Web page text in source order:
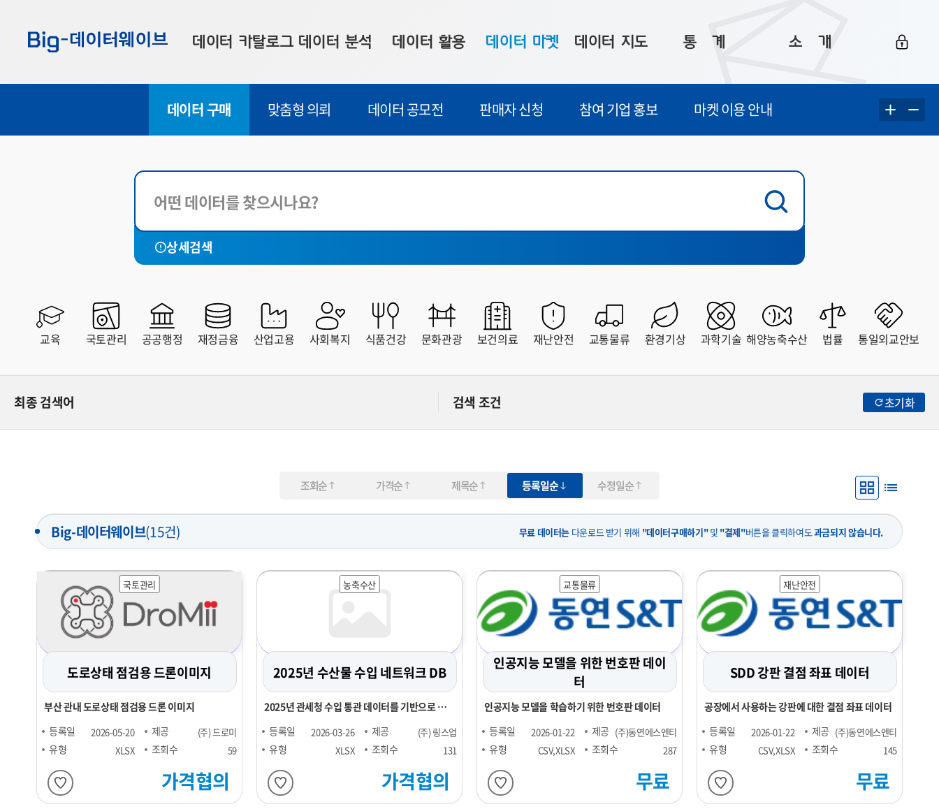
기
기
기
데이터 카탈로그
부산데이터
연계 데이터
데이터 제공 신청
데이터 오류 신고
데이터 분석
우수사례
데이터 활용
시각화 서비스
주소 좌표 변환
데이터 마켓
맞춤형 의뢰
판매자 신청
마켓 이용 안내
데이터 지도
데이터 현황
시민 공감지도
통ㅤ계
통계로 보는 부산
통계 알림
소ㅤ개
공지사항
이용 안내
이용 문의 및 개선 요청
데이터 구매 맞춤형 의뢰 데이터 공모전 판매자 신청 참여 기업 홍보 마켓 이용 안내
상세검색
재정금융
사회복지
문화관광
보건의료
재난안전
환경기상
과학기술
원 ~ 원
교육 국토관리 공공행정 재정금융 산업고용 사회복지 식품건강 문화관광 보건의료 재난안전 교통물류 환경기상 과학기술 해양농축수산 법률 통일외교안보
최종 검색어 검색 조건 초기화
조회순 가격순 제목순 등록일순 수정일순
Big-데이터웨이브(15건) 무료 데이터는 다운로드 받기 위해 "데이터구매하기"및 "결제"버튼을 클릭하여도 과금되지 않습니다.
국토관리
도로상태 점검용 드론이미지
부산 관내 도로상태 점검용 드론 이미지
등록일
2026-05-20 제공 (주) 드로미
유형 XLSX 조회수 59
가격협의
농축수산
2025년 수산물 수입 네트워크 DB
2025년 관세청 수입 통관 데이터를 기반으로 주
요 항목을 정제 및 표준화
등록일 2026-03-26 제공 (주) 링스업
유형 XLSX 조회수 131
가격협의
교통물류
인공지능 모델을 위한 번호판 데이
터
인공지능 모델을 학습하기 위한 번호판 데이터
등록일
2026-01-22 제공 (주)동연에스엔티
유형 CSV,XLSX 조회수 287
무료
재난안전
SDD 강판 결점 좌표 데이터
공장에서 사용하는 강판에 대한 결점 좌표 데이터
등록일
2026-01-22 제공 (주)동연에스엔티
유형 CSV,XLSX 조회수 145
무료